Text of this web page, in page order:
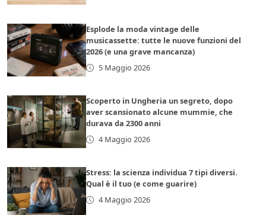
Esplode la moda vintage delle
musicassette: tutte le nuove funzioni del
2026 (e una grave mancanza)
5 Maggio 2026
Scoperto in Ungheria un segreto, dopo
aver scansionato alcune mummie, che
durava da 2300 anni
4 Maggio 2026
Stress: la scienza individua 7 tipi diversi.
Qual è il tuo (e come guarire)
4 Maggio 2026